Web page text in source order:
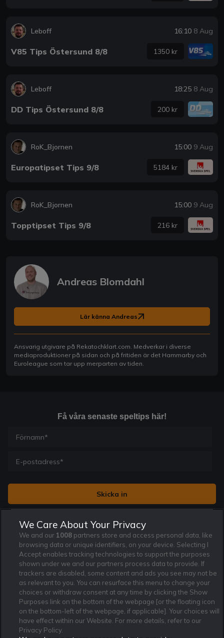
Leboff 16:10 8 Aug
V85 Tips Östersund 8/8 1350 kr
Leboff 18:25 8 Aug
DD Tips Östersund 8/8 200 kr
RoK_Bjornen 15:00 9 Aug
Europatipset Tips 9/8 5184 kr
RoK_Bjornen 15:00 9 Aug
Topptipset Tips 9/8 216 kr
Andreas Blomdahl
Lär känna Andreas
Ansvarig utgivare på Rekatochklart.com. Medverkar i diverse
mediaproduktioner på sidan och på fritiden är det Hammarby och
Euroleague som tar upp merparten av tiden.
Få våra senaste speltips här!
Jag vill få nyhetsbrev från Rekatochklart och jag är 18+. Regler
och villkor gäller. *
Affiliate Modell
Om Rekatochklart
Kontakta oss
Redaktionen
Ansvarsfullt Spelande
F.A.Q
Nyhetsarkiv
Cookie Policy
Användarvilkor
Integritetspolicy
We Care About Your Privacy
We and our 1008 partners store and access personal data, like
browsing data or unique identifiers, on your device. Selecting I
Accept enables tracking technologies to support the purposes
shown under we and our partners process data to provide. If
trackers are disabled, some content and ads you see may not be
as relevant to you. You can resurface this menu to change your
choices or withdraw consent at any time by clicking the Show
Purposes link on the bottom of the webpage [or the floating icon
on the bottom-left of the webpage, if applicable]. Your choices will
have effect within our Website. For more details, refer to our
Privacy Policy.